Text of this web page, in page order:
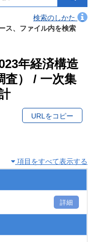
検索のしかた
ス、ファイル内を検索
年経済構造
査） / 一次集
URLをコピー
項目をすべて表示する
詳細